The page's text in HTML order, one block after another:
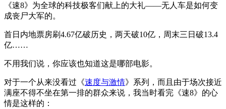
《速8》为全球的科技极客们献上的大礼——无人车是如何变
成丧尸大军的。
首日内地票房刷4.67亿破历史，两天破10亿，周末三日破13.4
亿……
不用我们说，你应该也知道这是哪部电影。
对于一个从来没看过《速度与激情》系列，而且由于场次接近
满座不得不坐在第一排的群众来说，我当时看完《速8》的心
情是这样的：